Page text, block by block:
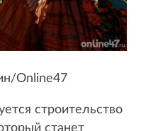
Online47
строительство
станет